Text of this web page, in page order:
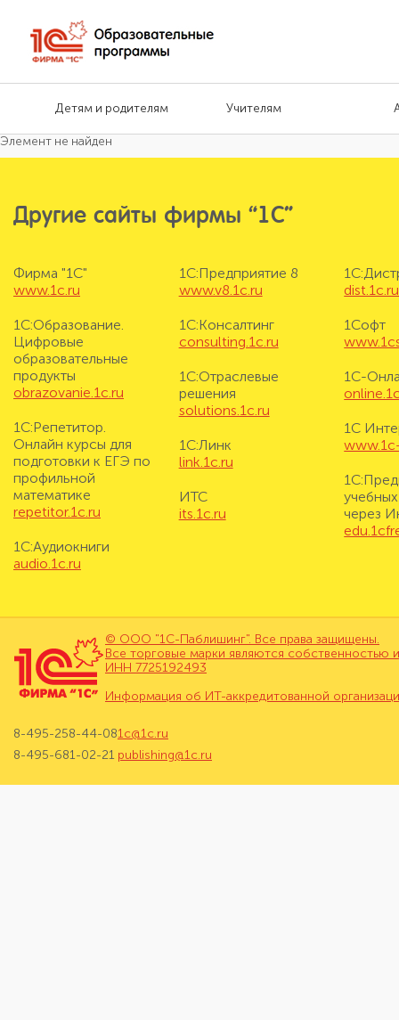
Детям и родителям Учителям
Элемент не найден
Другие сайты фирмы “1С”
Фирма "1С"
www.1c.ru
1С:Образование.
Цифровые
образовательные
продукты
obrazovanie.1c.ru
1С:Репетитор.
Онлайн курсы для
подготовки к ЕГЭ по
профильной
математике
repetitor.1c.ru
1С:Аудиокниги
audio.1c.ru
1С:Предприятие 8
www.v8.1c.ru
1С:Консалтинг
consulting.1c.ru
1С:Отраслевые
решения
solutions.1c.ru
1С:Линк
link.1c.ru
ИТС
its.1c.ru
dist.1c.ru
1Софт
1С-
1С
через
© ООО "1С-Паблишинг". Все права защищены.
Все торговые марки являются собственностью
ИНН 7725192493
Информация об ИТ-аккредитованной
8-495-258-44-08
8-495-681-02-21
1c@1c.ru
publishing@1c.ru